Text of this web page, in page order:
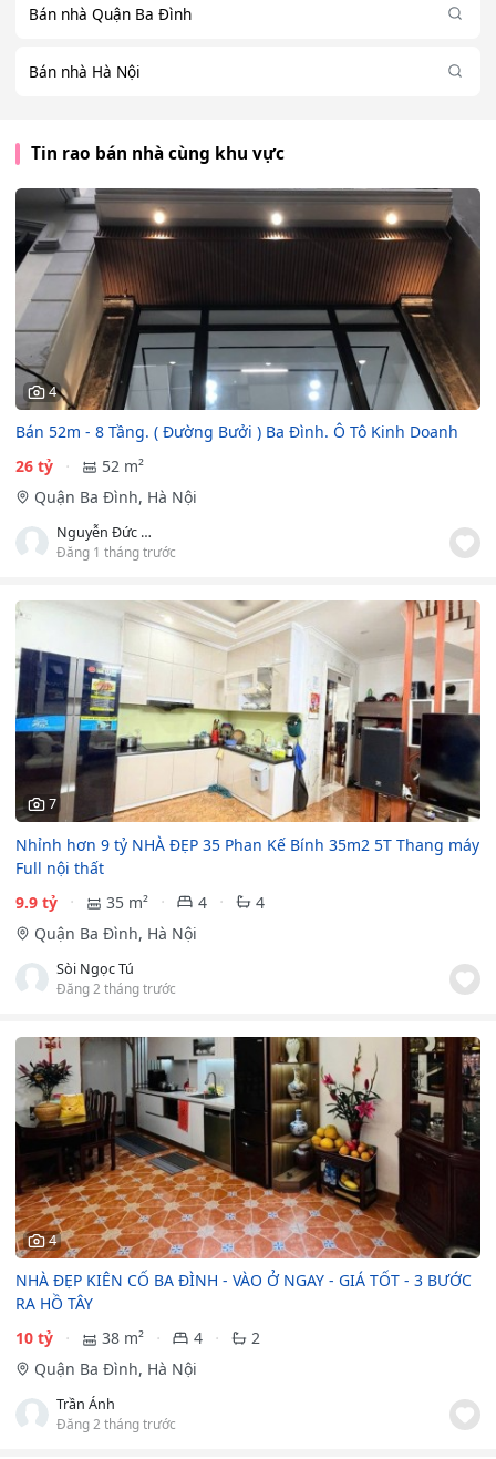
Bán nhà Quận Ba Đình
Bán nhà Hà Nội
Tin rao bán nhà cùng khu vực
4
Bán 52m - 8 Tầng. ( Đường Bưởi ) Ba Đình. Ô Tô Kinh Doanh
26 tỷ
52 m²
Quận Ba Đình, Hà Nội
Nguyễn Đức Hải
Đăng 1 tháng trước
7
Nhỉnh hơn 9 tỷ NHÀ ĐẸP 35 Phan Kế Bính 35m2 5T Thang máy
Full nội thất
9.9 tỷ
35 m² 4
4
Quận Ba Đình, Hà Nội
Sòi Ngọc Tú
Đăng 2 tháng trước
4
NHÀ ĐẸP KIÊN CỐ BA ĐÌNH - VÀO Ở NGAY - GIÁ TỐT - 3 BƯỚC
RA HỒ TÂY
10 tỷ
38 m² 4
2
Quận Ba Đình, Hà Nội
Trần Ánh
Đăng 2 tháng trước